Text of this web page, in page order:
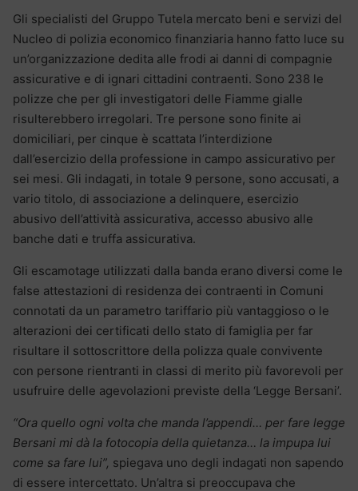
Gli specialisti del Gruppo Tutela mercato beni e servizi del
Nucleo di polizia economico finanziaria hanno fatto luce su
un’organizzazione dedita alle frodi ai danni di compagnie
assicurative e di ignari cittadini contraenti. Sono 238 le
polizze che per gli investigatori delle Fiamme gialle
risulterebbero irregolari. Tre persone sono finite ai
domiciliari, per cinque è scattata l’interdizione
dall’esercizio della professione in campo assicurativo per
sei mesi. Gli indagati, in totale 9 persone, sono accusati, a
vario titolo, di associazione a delinquere, esercizio
abusivo dell’attività assicurativa, accesso abusivo alle
banche dati e truffa assicurativa.
Gli escamotage utilizzati dalla banda erano diversi come le
false attestazioni di residenza dei contraenti in Comuni
connotati da un parametro tariffario più vantaggioso o le
alterazioni dei certificati dello stato di famiglia per far
risultare il sottoscrittore della polizza quale convivente
con persone rientranti in classi di merito più favorevoli per
usufruire delle agevolazioni previste della ‘Legge Bersani’.
“Ora quello ogni volta che manda l’appendi… per fare legge
Bersani mi dà la fotocopia della quietanza… la impupa lui
come sa fare lui”, spiegava uno degli indagati non sapendo
di essere intercettato. Un’altra si preoccupava che